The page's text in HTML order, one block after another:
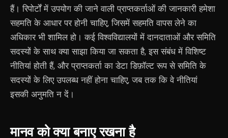
हैं। रिपोर्टों में उपयोग की जाने वाली प्राप्तकर्ताओं की जानकारी हमेशा
सहमति के आधार पर होनी चाहिए, जिसमें सहमति वापस लेने का
अधिकार भी शामिल हो। कई विश्वविद्यालयों में दानदाताओं और समिति
सदस्यों के साथ क्या साझा किया जा सकता है, इस संबंध में विशिष्ट
नीतियां होती हैं, और प्राप्तकर्ता का डेटा डिफ़ॉल्ट रूप से समिति के
सदस्यों के लिए उपलब्ध नहीं होना चाहिए, जब तक कि वे नीतियां
इसकी अनुमति न दें।
मानव को क्या बनाए रखना है